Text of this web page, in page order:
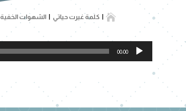
 كلمة غيرت حياتي الشهوات الخفية
مشغل
الصوت
00:00